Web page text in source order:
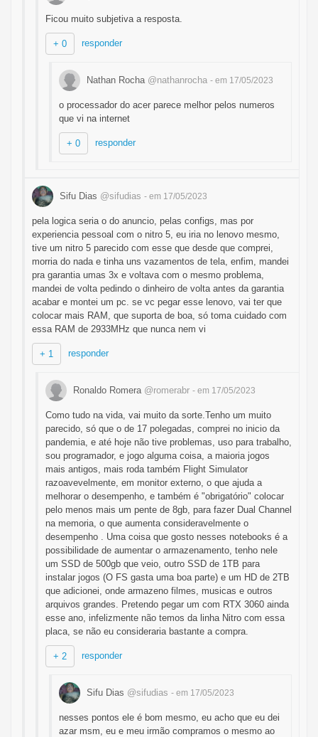
Ficou muito subjetiva a resposta.
+ 0 responder
Nathan Rocha @nathanrocha - em 17/05/2023
o processador do acer parece melhor pelos numeros
que vi na internet
+ 0 responder
Sifu Dias @sifudias - em 17/05/2023
pela logica seria o do anuncio, pelas configs, mas por
experiencia pessoal com o nitro 5, eu iria no lenovo mesmo,
tive um nitro 5 parecido com esse que desde que comprei,
morria do nada e tinha uns vazamentos de tela, enfim, mandei
pra garantia umas 3x e voltava com o mesmo problema,
mandei de volta pedindo o dinheiro de volta antes da garantia
acabar e montei um pc. se vc pegar esse lenovo, vai ter que
colocar mais RAM, que suporta de boa, só toma cuidado com
essa RAM de 2933MHz que nunca nem vi
+ 1 responder
Ronaldo Romera @romerabr - em 17/05/2023
Como tudo na vida, vai muito da sorte.Tenho um muito
parecido, só que o de 17 polegadas, comprei no inicio da
pandemia, e até hoje não tive problemas, uso para trabalho,
sou programador, e jogo alguma coisa, a maioria jogos
mais antigos, mais roda também Flight Simulator
razoavevelmente, em monitor externo, o que ajuda a
melhorar o desempenho, e também é "obrigatório" colocar
pelo menos mais um pente de 8gb, para fazer Dual Channel
na memoria, o que aumenta consideravelmente o
desempenho . Uma coisa que gosto nesses notebooks é a
possibilidade de aumentar o armazenamento, tenho nele
um SSD de 500gb que veio, outro SSD de 1TB para
instalar jogos (O FS gasta uma boa parte) e um HD de 2TB
que adicionei, onde armazeno filmes, musicas e outros
arquivos grandes. Pretendo pegar um com RTX 3060 ainda
esse ano, infelizmente não temos da linha Nitro com essa
placa, se não eu consideraria bastante a compra.
+ 2 responder
Sifu Dias @sifudias - em 17/05/2023
nesses pontos ele é bom mesmo, eu acho que eu dei
azar msm, eu e meu irmão compramos o mesmo ao